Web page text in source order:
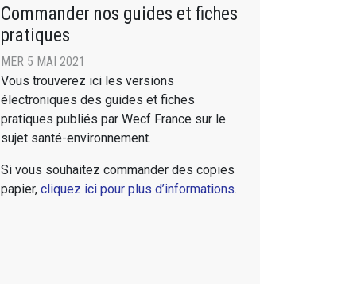
Commander nos guides et fiches
pratiques
MER 5 MAI 2021
Vous trouverez ici les versions
électroniques des guides et fiches
pratiques publiés par Wecf France sur le
sujet santé-environnement.
Si vous souhaitez commander des copies
papier, cliquez ici pour plus d’informations.